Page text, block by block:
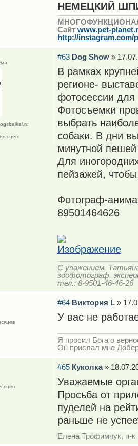
НЕМЕЦКИЙ
Сайт www.pet-
http://instagram.com/
#63 Dog Show»
В рамках
регионе-
фотосессии для
Фотосъемки
выбрать
собаки. В дни
минутной пешей
Для
пейзажей,
Фотограф-
89501464626
С уважением,
зоофотограф,
тел.: 8-9501-46-46-26
#64 Виктория L»
У вас не
Я просил Бога о
Он прислал мне
#65 Куколка»
Уважаемые
Просьба от
пуделей на
раньше не
Елена Трофимчук, п-к